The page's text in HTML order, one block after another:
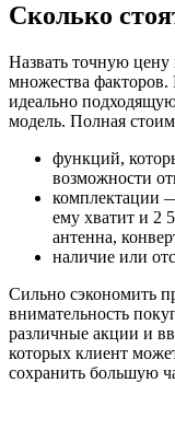
Сколько
Назвать точную
множества
идеально
модель. Полная
функций,
возможности
комплектации
ему хватит и 2
антенна,
наличие или
Сильно сэкономить
внимательность
различные акции и
которых клиент
сохранить большую